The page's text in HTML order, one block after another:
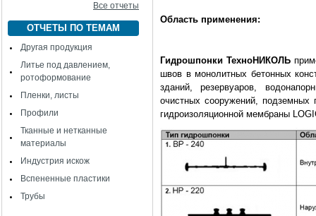
Все отчеты
ОТЧЕТЫ ПО ТЕМАМ
Другая продукция
Литье под давлением,
ротоформование
Пленки, листы
Профили
Тканные и нетканные
материалы
Индустрия искож
Вспененные пластики
Трубы
Область применения:
Гидрошпонки ТехноНИКОЛЬ
швов в монолитных бетонных
зданий, резервуаров,
очистных сооружений, подземных
гидроизоляционной мембраны